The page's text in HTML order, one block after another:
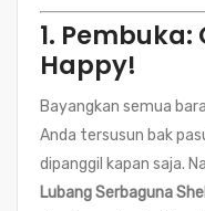
1.
Happy!
Bayangkan semua
Anda tersusun bak
dipanggil kapan saja.
Lubang Serbaguna